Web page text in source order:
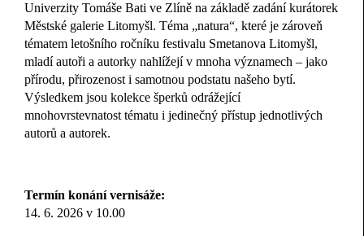
Univerzity Tomáše Bati ve Zlíně na základě zadání kurátorek
Městské galerie Litomyšl. Téma „natura“, které je zároveň
tématem letošního ročníku festivalu Smetanova Litomyšl,
mladí autoři a autorky nahlížejí v mnoha významech – jako
přírodu, přirozenost i samotnou podstatu našeho bytí.
Výsledkem jsou kolekce šperků odrážející
mnohovrstevnatost tématu i jedinečný přístup jednotlivých
autorů a autorek.
Termín konání vernisáže:
14. 6. 2026 v 10.00